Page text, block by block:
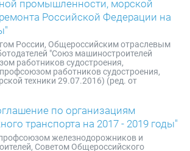
промышленности, морской
Российской Федерации на
России, Общероссийским отраслевым
"Союз машиностроителей
работников судостроения,
работников судостроения,
техники 29.07.2016) (ред. от
по организациям
транспорта на 2017 - 2019 годы"
железнодорожников и
Советом Общероссийского